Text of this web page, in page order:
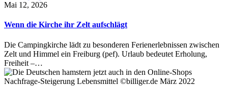
Mai 12, 2026
Wenn die Kirche ihr Zelt aufschlägt
Die Campingkirche lädt zu besonderen Ferienerlebnissen zwischen
Zelt und Himmel ein Freiburg (pef). Urlaub bedeutet Erholung,
Freiheit –…
Nachfrage-Steigerung Lebensmittel ©billiger.de März 2022